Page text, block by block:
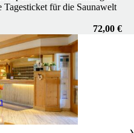
für die Saunawelt
72,00 €